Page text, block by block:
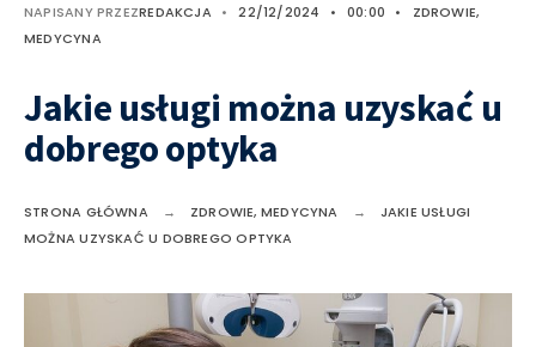
NAPISANY PRZEZREDAKCJA • 22/12/2024 • 00:00 •
ZDROWIE,
MEDYCYNA
Jakie usługi można uzyskać u
dobrego optyka
STRONA GŁÓWNA ZDROWIE, MEDYCYNA
JAKIE USŁUGI
MOŻNA UZYSKAĆ U DOBREGO OPTYKA